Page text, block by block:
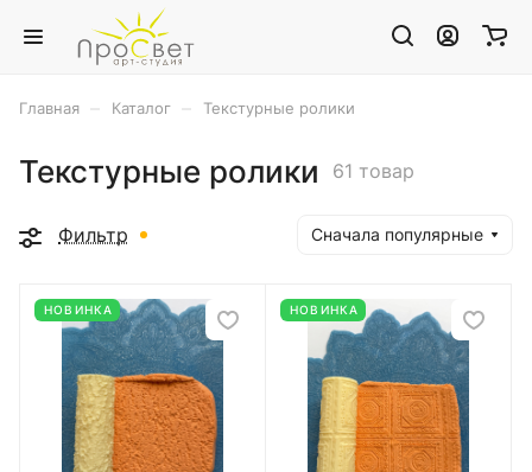
Главная Каталог Текстурные ролики
Текстурные ролики 61 товар
Фильтр Сначала популярные
НОВИНКА НОВИНКА